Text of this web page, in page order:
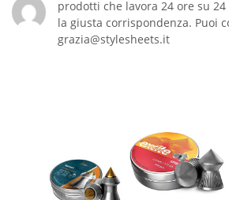
prodotti che lavora 24 ore su
la giusta corrispondenza. Puoi
grazia@stylesheets.it